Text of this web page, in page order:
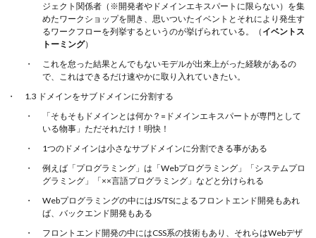
ジェクト関係者（※開発者やドメインエキスパートに限らない）を集
めたワークショップを開き、思いついたイベントとそれにより発生す
るワークフローを列挙するというのが挙げられている。（ イベントス
トーミング）
これを怠った結果とんでもないモデルが出来上がった経験があるの
で、これはできるだけ速やかに取り入れていきたい。
1.3 ドメインをサブドメインに分割する
「そもそもドメインとは何か？=ドメインエキスパートが専門として
いる物事」ただそれだけ！明快！
1つのドメインは小さなサブドメインに分割できる事がある
例えば「プログラミング」は「Webプログラミング」「システムプロ
グラミング」「××言語プログラミング」などと分けられる
Webプログラミングの中にはJS/TSによるフロントエンド開発もあれ
ば、バックエンド開発もある
フロントエンド開発の中にはCSS系の技術もあり、それらはWebデザ